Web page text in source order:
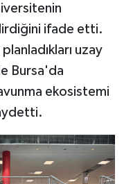
ifade etti.
uzay
Bursa'da
ekosistemi